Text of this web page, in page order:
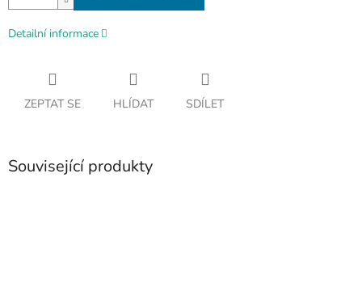
Detailní informace
ZEPTAT SE HLÍDAT SDÍLET
Související produkty